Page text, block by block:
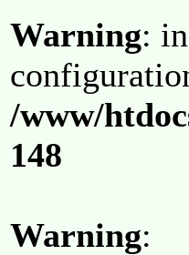
Warning:
/www/
148
Warning: